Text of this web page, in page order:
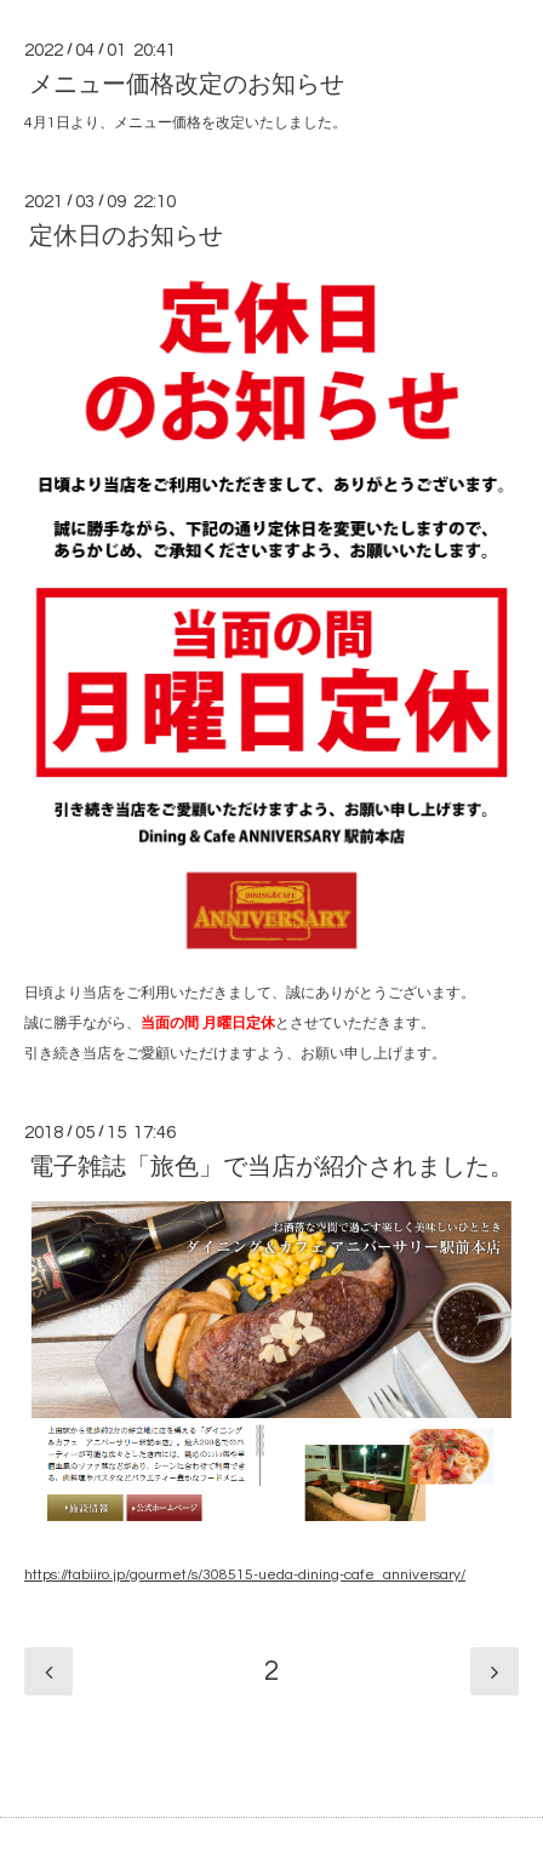
2022 /04 /01 20:41
メニュー価格改定のお知らせ
4月1日より、メニュー価格を改定いたしました。
2021 /03 /09 22:10
定休日のお知らせ
日頃より当店をご利用いただきまして、誠にありがとうございます。
誠に勝手ながら、 当面の間 月曜日定休とさせていただきます。
引き続き当店をご愛顧いただけますよう、お願い申し上げます。
2018 /05 / 15 17:46
電子雑誌「旅色」で当店が紹介されました。
https://tabiiro.jp/gourmet/s/308515-ueda-dining-cafe_anniversary/
2